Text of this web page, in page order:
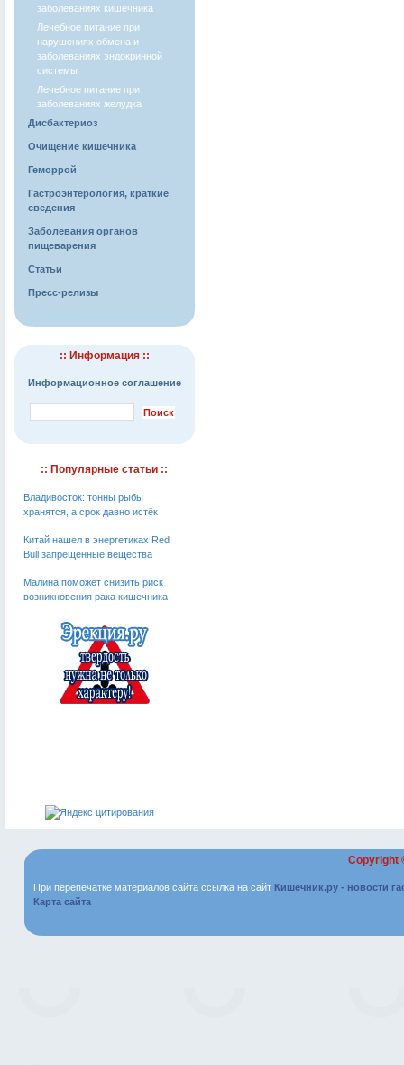
заболеваниях кишечника
Лечебное питание при
нарушениях обмена и
заболеваниях эндокринной
системы
Лечебное питание при
заболеваниях желудка
Дисбактериоз
Очищение кишечника
Геморрой
Гастроэнтерология, краткие
сведения
Заболевания органов
пищеварения
Статьи
Пресс-релизы
:: Информация ::
Информационное соглашение
:: Популярные статьи ::
Владивосток: тонны рыбы
хранятся, а срок давно истёк
Китай нашел в энергетиках Red
Bull запрещенные вещества
Малина поможет снизить риск
возникновения рака кишечника
Copyright
При перепечатке материалов сайта ссылка на сайт Кишечник.ру - новости
Карта сайта